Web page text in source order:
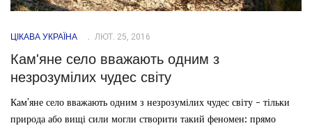
ЦІКАВА УКРАЇНА ЛЮТ. 25, 2016
Кам'яне село вважають одним з
незрозумілих чудес світу
Кам'яне село вважають одним з незрозумілих чудес світу - тільки
природа або вищі сили могли створити такий феномен: прямо